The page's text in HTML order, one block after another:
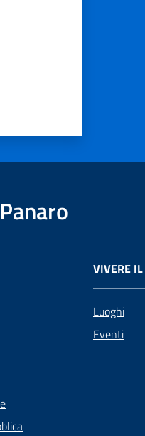
VIVERE
Luoghi
Eventi